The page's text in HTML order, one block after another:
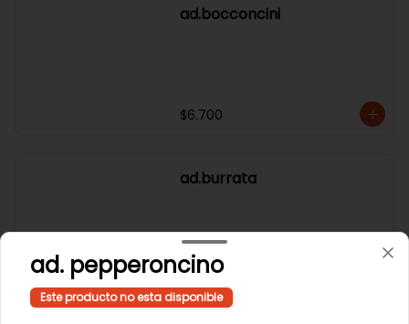
ad.bocconcini
$6.700
ad.burrata
ad. pepperoncino
Este producto no esta disponible